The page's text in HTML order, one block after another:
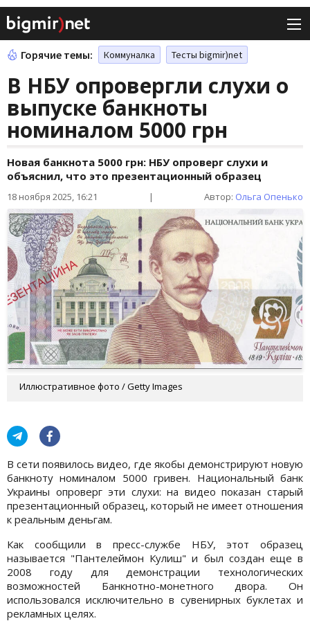
Горячие темы: Коммуналка Тесты bigmir)net
В НБУ опровергли слухи о
выпуске банкноты
номиналом 5000 грн
Новая банкнота 5000 грн: НБУ опроверг слухи и
объяснил, что это презентационный образец
18 ноября 2025, 16:21 | Автор: Ольга Опенько
Иллюстративное фото / Getty Images
В сети появилось видео, где якобы демонстрируют новую
банкноту номиналом 5000 гривен. Национальный банк
Украины опроверг эти слухи: на видео показан старый
презентационный образец, который не имеет отношения
к реальным деньгам.
Как сообщили в пресс-службе НБУ, этот образец
называется "Пантелеймон Кулиш" и был создан еще в
2008 году для демонстрации технологических
возможностей Банкнотно-монетного двора. Он
использовался исключительно в сувенирных буклетах и
рекламных целях.